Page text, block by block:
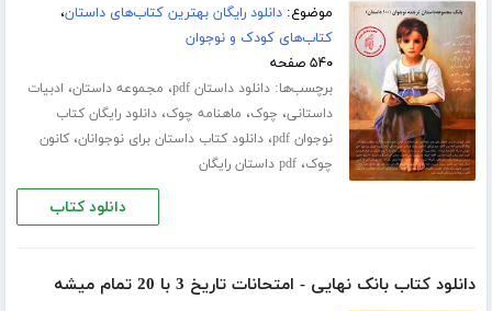
موضوع:دانلود رایگان بهترین کتاب‌های داستان،
کتاب‌های کودک و نوجوان
۵۴۰ صفحه
برچسب‌ها:دانلود داستان pdf ، مجموعه داستان، ادبیات
داستانی، چوک، ماهنامه چوک،دانلود رایگان کتاب
نوجوان pdf
،دانلود کتاب داستان برای نوجوانان،کانون
چوک،pdf داستان رایگان
دانلود کتاب
دانلود کتاب بانک نهایی - امتحانات تاریخ 3 با 20 تمام میشه